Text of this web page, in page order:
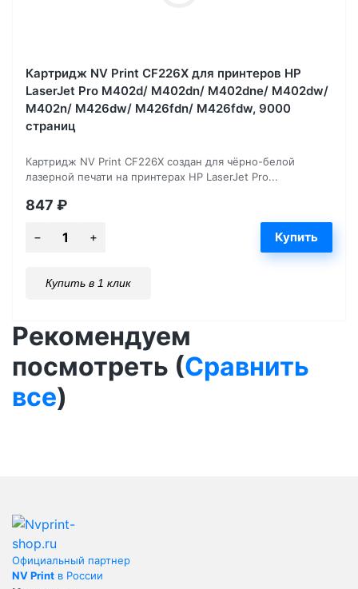
Картридж NV Print CF226X для принтеров HP
LaserJet Pro M402d/ M402dn/ M402dne/ M402dw/
M402n/ M426dw/ M426fdn/ M426fdw, 9000
страниц
Картридж NV Print CF226X создан для чёрно-белой
лазерной печати на принтерах HP LaserJet Pro...
847 ₽
Купить в 1 клик
Рекомендуем
посмотреть (Сравнить
все)
Официальный партнер
NV Print в России